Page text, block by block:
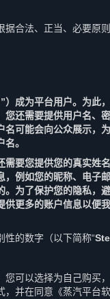
合法、正当、必要原
）成为平台用户。为此
您还需要提供用户名、
名可能会向公众展示，
。
需要您提供您的真实姓
，例如您的昵称、电子
为了保护您的隐私，
更多的账户信息以便
性的数字（以下简称“
您可以选择为自己购买
并在同意《蒸汽平台